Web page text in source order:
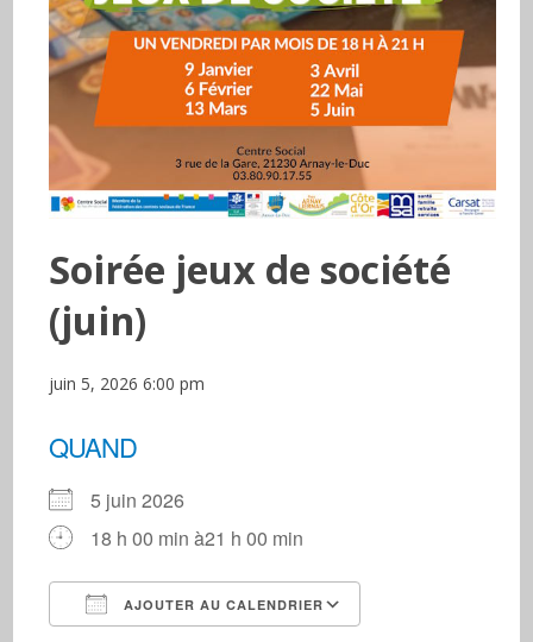
Soirée jeux de société
(juin)
juin 5, 2026 6:00 pm
QUAND
5 juin 2026
18 h 00 min à21 h 00 min
AJOUTER AU CALENDRIER